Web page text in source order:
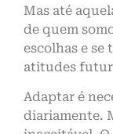
Mas até
de quem
escolhas e se
atitudes
Adaptar é
diariamente.